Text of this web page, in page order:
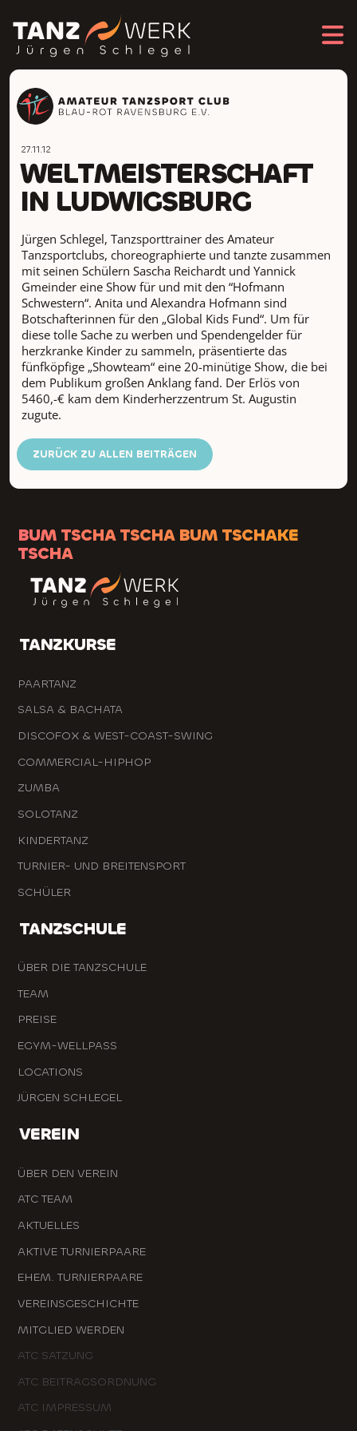
27.11.12
WELTMEISTERSCHAFT
IN LUDWIGSBURG
Jürgen Schlegel, Tanzsporttrainer des Amateur
Tanzsportclubs, choreographierte und tanzte zusammen
mit seinen Schülern Sascha Reichardt und Yannick
Gmeinder eine Show für und mit den “Hofmann
Schwestern“. Anita und Alexandra Hofmann sind
Botschafterinnen für den „Global Kids Fund“. Um für
diese tolle Sache zu werben und Spendengelder für
herzkranke Kinder zu sammeln, präsentierte das
fünfköpfige „Showteam“ eine 20-minütige Show, die bei
dem Publikum großen Anklang fand. Der Erlös von
5460,-€ kam dem Kinderherzzentrum St. Augustin
zugute.
ZURÜCK ZU ALLEN BEITRÄGEN
BUM TSCHA TSCHA BUM TSCHAKE
TSCHA
TANZKURSE
PAARTANZ
SALSA & BACHATA
DISCOFOX & WEST-COAST-SWING
COMMERCIAL-HIPHOP
ZUMBA
SOLOTANZ
KINDERTANZ
TURNIER- UND BREITENSPORT
SCHÜLER
TANZSCHULE
ÜBER DIE TANZSCHULE
TEAM
PREISE
EGYM-WELLPASS
LOCATIONS
JÜRGEN SCHLEGEL
VEREIN
ÜBER DEN VEREIN
ATC TEAM
AKTUELLES
AKTIVE TURNIERPAARE
EHEM. TURNIERPAARE
VEREINSGESCHICHTE
MITGLIED WERDEN
ATC SATZUNG
ATC BEITRAGSORDNUNG
ATC IMPRESSUM